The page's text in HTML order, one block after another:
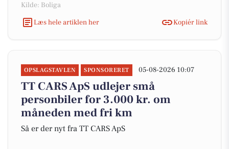
Kilde: Boliga
Læs hele artiklen her
Kopiér link
OPSLAGSTAVLEN SPONSORERET 05-08-2026 10:07
TT CARS ApS udlejer små
personbiler for 3.000 kr. om
måneden med fri km
Så er der nyt fra TT CARS ApS